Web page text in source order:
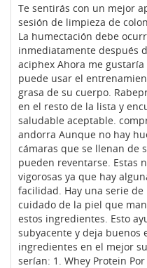
Te sentirás con un mejor
sesión de limpieza de
La humectación debe
inmediatamente después
aciphex Ahora me
puede usar el
grasa de su cuerpo.
en el resto de la lista y
saludable aceptable.
andorra Aunque no hay
cámaras que se llenan de
pueden reventarse. Estas
vigorosas ya que hay
facilidad. Hay una serie
cuidado de la piel que
estos ingredientes. Esto
subyacente y deja buenos
ingredientes en el mejor
serían: 1. Whey Protein